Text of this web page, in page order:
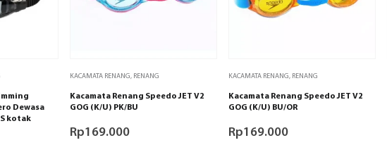
Dewasa
kotak
KACAMATA RENANG, RENANG
Kacamata Renang Speedo JET V2
GOG (K/U) PK/BU
Rp169.000
KACAMATA RENANG, RENANG
Kacamata Renang Speedo JET V2
GOG (K/U) BU/OR
Rp169.000